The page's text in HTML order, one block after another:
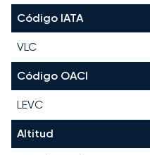
Código IATA
VLC
Código OACI
LEVC
Altitud